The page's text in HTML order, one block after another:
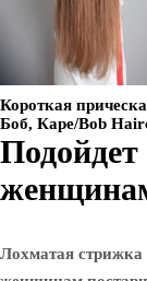
Короткая
Боб, Каре/Bob
Лохматая